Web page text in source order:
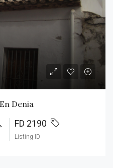
Denia
FD 2190
Listing ID